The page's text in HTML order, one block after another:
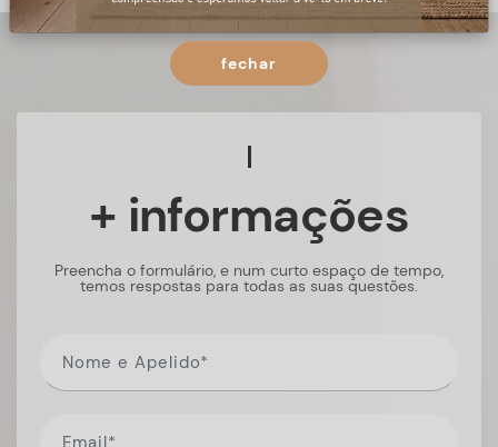
+ informações
Preencha o formulário, e num curto espaço de tempo,
temos respostas para todas as suas questões.
fechar